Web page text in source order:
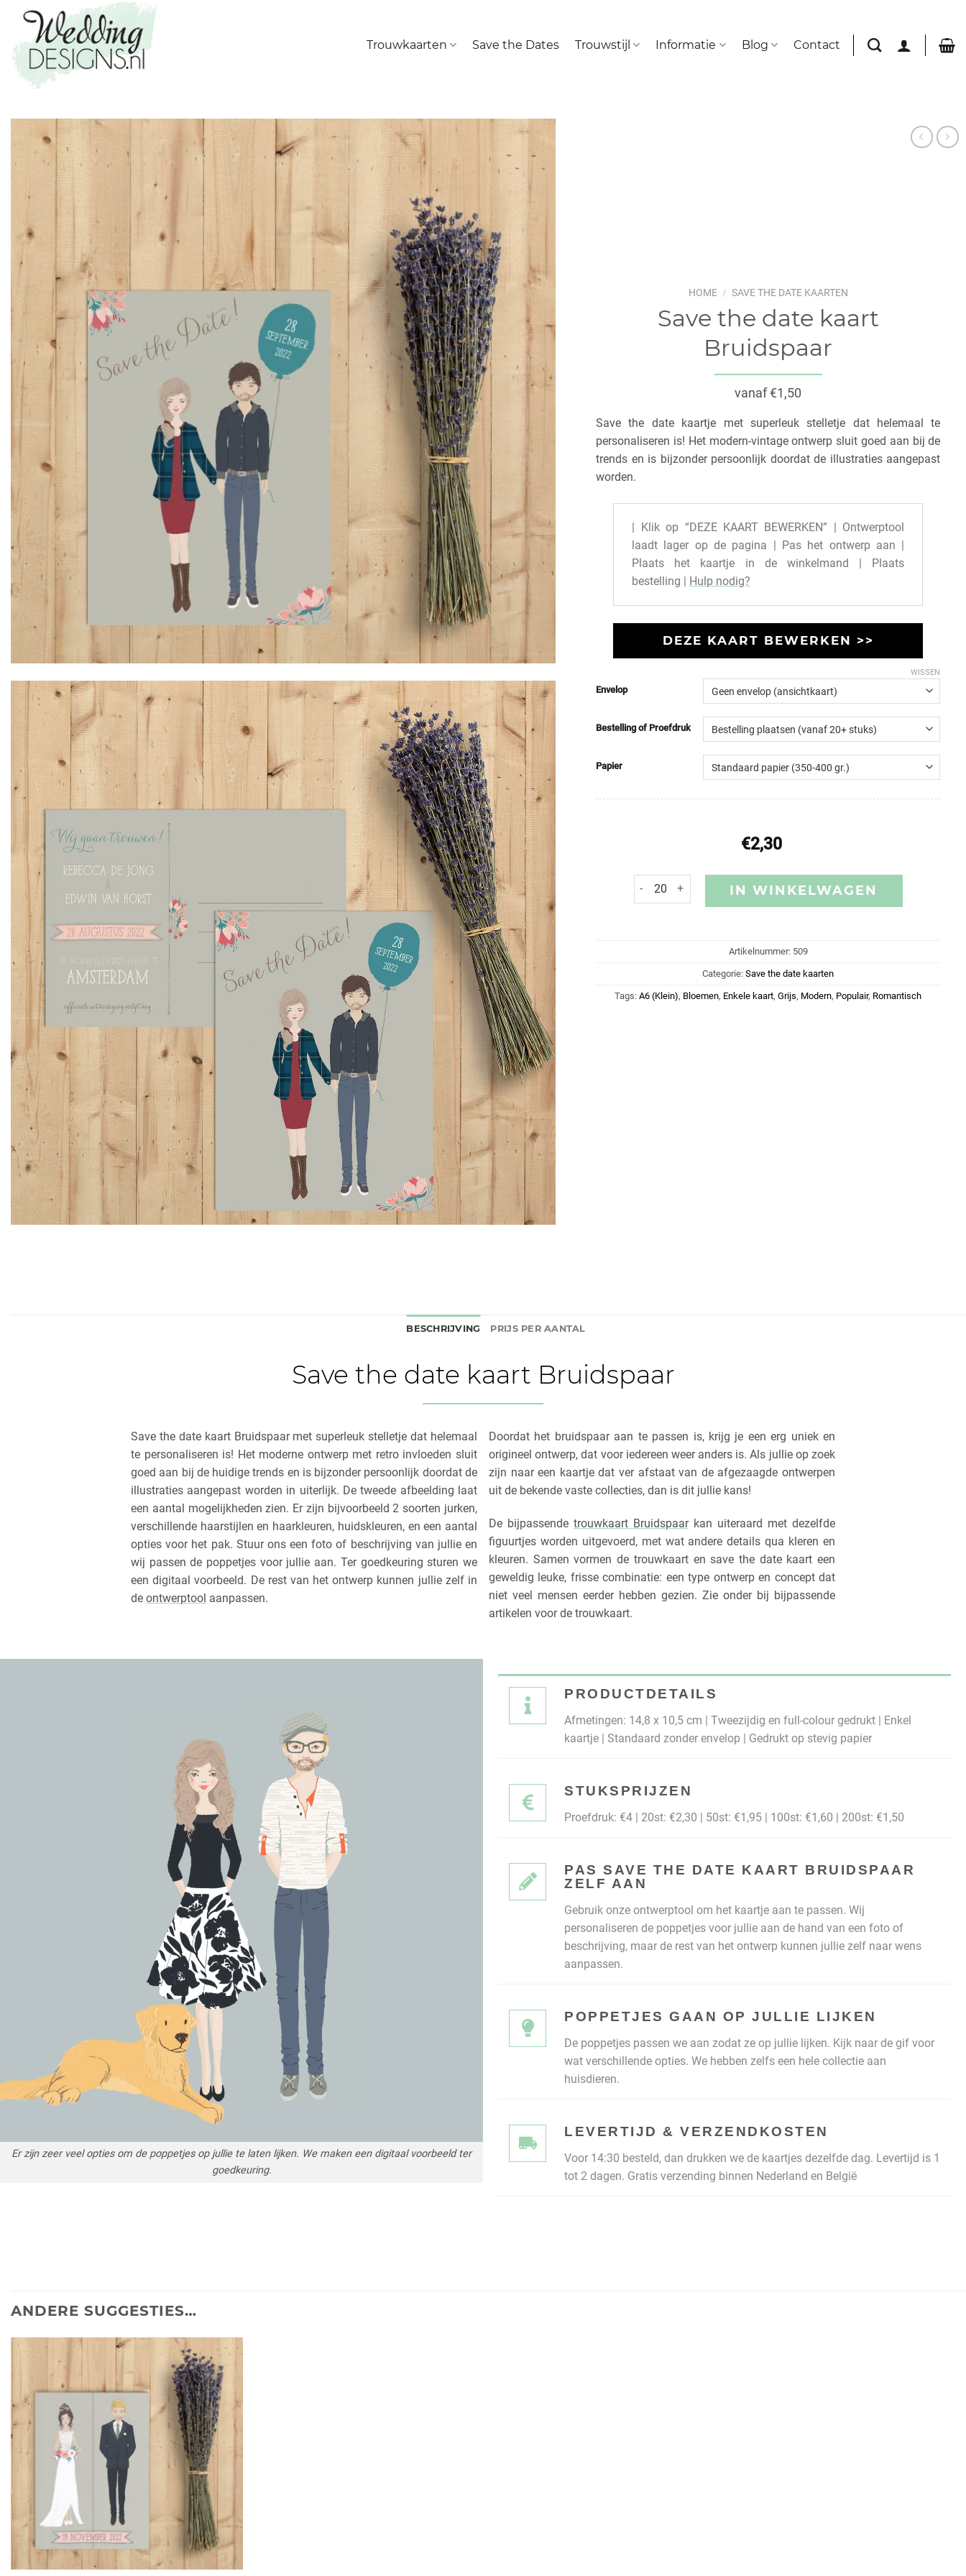
Trouwkaarten Save the Dates Trouwstijl Informatie Blog Contact
HOME / SAVE THE DATE KAARTEN
Save the date kaart
Bruidspaar
vanaf €1,50
Save the date kaartje met superleuk stelletje dat helemaal te
personaliseren is! Het modern-vintage ontwerp sluit goed aan bij de
trends en is bijzonder persoonlijk doordat de illustraties aangepast
worden.
| Klik op “DEZE KAART BEWERKEN” | Ontwerptool
laadt lager op de pagina | Pas het ontwerp aan |
Plaats het kaartje in de winkelmand | Plaats
bestelling | Hulp nodig?
DEZE KAART BEWERKEN >>
Envelop
Bestelling of Proefdruk
Papier
WISSEN
€2,30
IN WINKELWAGEN
Artikelnummer: 509
Categorie:Save the date kaarten
Tags:A6 (Klein), Bloemen, Enkele kaart,Grijs, Modern, Populair, Romantisch
BESCHRIJVING PRIJS PER AANTAL
Save the date kaart Bruidspaar
Save the date kaart Bruidspaar met superleuk stelletje dat helemaal
te personaliseren is! Het moderne ontwerp met retro invloeden sluit
goed aan bij de huidige trends en is bijzonder persoonlijk doordat de
illustraties aangepast worden in uiterlijk. De tweede afbeelding laat
een aantal mogelijkheden zien. Er zijn bijvoorbeeld 2 soorten jurken,
verschillende haarstijlen en haarkleuren, huidskleuren, en een aantal
opties voor het pak. Stuur ons een foto of beschrijving van jullie en
wij passen de poppetjes voor jullie aan. Ter goedkeuring sturen we
een digitaal voorbeeld. De rest van het ontwerp kunnen jullie zelf in
de ontwerptool aanpassen.
Doordat het bruidspaar aan te passen is, krijg je een erg uniek en
origineel ontwerp, dat voor iedereen weer anders is. Als jullie op zoek
zijn naar een kaartje dat ver afstaat van de afgezaagde ontwerpen
uit de bekende vaste collecties, dan is dit jullie kans!
De bijpassende trouwkaart Bruidspaarkan uiteraard met dezelfde
figuurtjes worden uitgevoerd, met wat andere details qua kleren en
kleuren. Samen vormen de trouwkaart en save the date kaart een
geweldig leuke, frisse combinatie: een type ontwerp en concept dat
niet veel mensen eerder hebben gezien. Zie onder bij bijpassende
artikelen voor de trouwkaart.
Er zijn zeer veel opties om de poppetjes op jullie te laten lijken. We maken een digitaal voorbeeld ter
goedkeuring.
PRODUCTDETAILS
Afmetingen: 14,8 x 10,5 cm | Tweezijdig en full-colour gedrukt | Enkel
kaartje | Standaard zonder envelop | Gedrukt op stevig papier
STUKSPRIJZEN
Proefdruk: €4 | 20st: €2,30 | 50st: €1,95 | 100st: €1,60 | 200st: €1,50
PAS SAVE THE DATE KAART BRUIDSPAAR
ZELF AAN
Gebruik onze ontwerptool om het kaartje aan te passen. Wij
personaliseren de poppetjes voor jullie aan de hand van een foto of
beschrijving, maar de rest van het ontwerp kunnen jullie zelf naar wens
aanpassen.
POPPETJES GAAN OP JULLIE LIJKEN
De poppetjes passen we aan zodat ze op jullie lijken. Kijk naar de gif voor
wat verschillende opties. We hebben zelfs een hele collectie aan
huisdieren.
LEVERTIJD & VERZENDKOSTEN
Voor 14:30 besteld, dan drukken we de kaartjes dezelfde dag. Levertijd is 1
tot 2 dagen. Gratis verzending binnen Nederland en België
ANDERE SUGGESTIES…